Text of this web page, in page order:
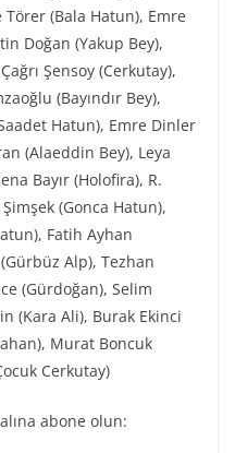
(Bala Hatun), Emre
Doğan (Yakup Bey),
Şensoy (Cerkutay),
(Bayındır Bey),
Hatun), Emre Dinler
(Alaeddin Bey), Leya
Bayır (Holofira), R.
(Gonca Hatun),
Fatih Ayhan
Alp), Tezhan
(Gürdoğan), Selim
(Kara Ali), Burak Ekinci
Murat Boncuk
Cerkutay)
abone olun: